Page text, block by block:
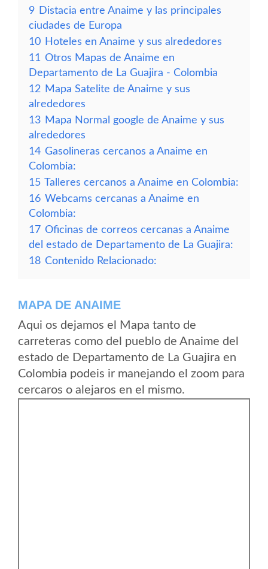
9 Distacia entre Anaime y las principales
ciudades de Europa
10 Hoteles en Anaime y sus alrededores
11 Otros Mapas de Anaime en
Departamento de La Guajira - Colombia
12 Mapa Satelite de Anaime y sus
alrededores
13 Mapa Normal google de Anaime y sus
alrededores
14 Gasolineras cercanos a Anaime en
Colombia:
15 Talleres cercanos a Anaime en Colombia:
16 Webcams cercanas a Anaime en
Colombia:
17 Oficinas de correos cercanas a Anaime
del estado de Departamento de La Guajira:
18 Contenido Relacionado:
MAPA DE ANAIME
Aqui os dejamos el Mapa tanto de
carreteras como del pueblo de Anaime del
estado de Departamento de La Guajira en
Colombia podeis ir manejando el zoom para
cercaros o alejaros en el mismo.